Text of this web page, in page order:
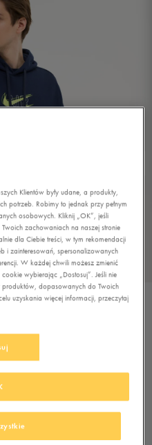
Klientów były udane, a produkty,
potrzeb. Robimy to jednak przy pełnym
osobowych. Kliknij „OK”, jeśli
zachowaniach na naszej stronie
dla Ciebie treści, w tym rekomendacji
i zainteresowań, spersonalizowanych
W każdej chwili możesz zmienić
wybierając „Dostosuj”. Jeśli nie
produktów, dopasowanych do Twoich
uzyskania więcej informacji, przeczytaj